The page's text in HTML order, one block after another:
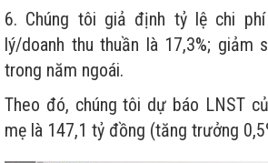
6. Chúng tôi giả định tỷ lệ chi
lý/doanh thu thuần là 17,3%; giảm
trong năm ngoái.
Theo đó, chúng tôi dự báo LNST
mẹ là 147,1 tỷ đồng (tăng trưởng